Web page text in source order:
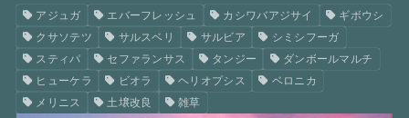
アジュガ エバーフレッシュ カシワバアジサイ
ギボウシ
クサソテツ
サルスベリ サルビア
シミシフーガ
スティパ
セファランサス タンジー
ダンボールマルチ
ヒューケラ
ビオラ ヘリオプシス
ベロニカ
メリニス
土壌改良 雑草